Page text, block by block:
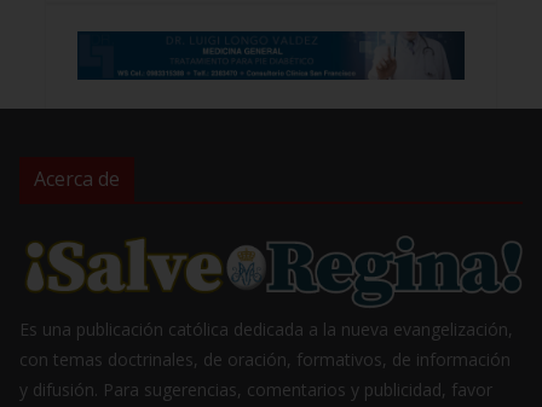
Acerca de
Es una publicación católica dedicada a la nueva evangelización,
con temas doctrinales, de oración, formativos, de información
y difusión. Para sugerencias, comentarios y publicidad, favor